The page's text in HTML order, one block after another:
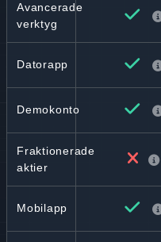
Avancerade
verktyg
Datorapp
Demokonto
Fraktionerade
aktier
Mobilapp